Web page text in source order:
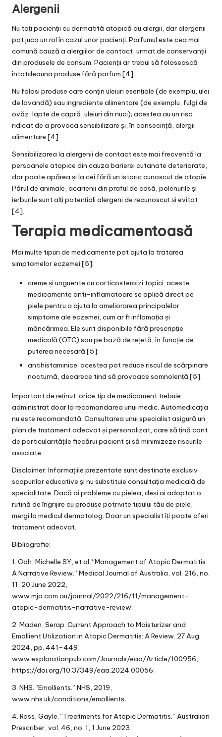
Alergenii
Nu toți pacienții cu dermatită atopică au alergii, dar alergenii
pot juca un rol în cazul unor pacienți. Parfumul este cea mai
comună cauză a alergiilor de contact, urmat de conservanții
din produsele de consum. Pacienții ar trebui să folosească
întotdeauna produse fără parfum [4].
Nu folosi produse care conțin uleiuri esențiale (de exemplu, ulei
de lavandă) sau ingrediente alimentare (de exemplu, fulgi de
ovăz, lapte de capră, uleiuri din nuci); acestea au un risc
ridicat de a provoca sensibilizare și, în consecință, alergii
alimentare [4].
Sensibilizarea la alergenii de contact este mai frecventă la
persoanele atopice din cauza barierei cutanate deteriorate,
dar poate apărea și la cei fără un istoric cunoscut de atopie.
Părul de animale, acarienii din praful de casă, polenurile și
ierburile sunt alți potențiali alergeni de recunoscut și evitat
[4].
Terapia medicamentoasă
Mai multe tipuri de medicamente pot ajuta la tratarea
simptomelor eczemei [5]:
creme și unguente cu corticosteroizi topici: aceste
medicamente anti-inflamatoare se aplică direct pe
piele pentru a ajuta la ameliorarea principalelor
simptome ale eczemei, cum ar fi inflamația și
mâncărimea. Ele sunt disponibile fără prescripție
medicală (OTC) sau pe bază de rețetă, în funcție de
puterea necesară [5];
antihistaminice: acestea pot reduce riscul de scărpinare
nocturnă, deoarece tind să provoace somnolență [5].
Important de reținut: orice tip de medicament trebuie
administrat doar la recomandarea unui medic. Automedicația
nu este recomandată. Consultarea unui specialist asigură un
plan de tratament adecvat și personalizat, care să țină cont
de particularitățile fiecărui pacient și să minimizeze riscurile
asociate.
Disclaimer: Informațiile prezentate sunt destinate exclusiv
scopurilor educative și nu substituie consultația medicală de
specialitate. Dacă ai probleme cu pielea, deși ai adoptat o
rutină de îngrijire cu produse potrivite tipului tău de piele,
mergi la medicul dermatolog. Doar un specialist îți poate oferi
tratament adecvat.
Bibliografie:
1. Goh, Michelle SY, et al. “Management of Atopic Dermatitis:
A Narrative Review.” Medical Journal of Australia, vol. 216, no.
11, 20 June 2022,
www.mja.com.au/journal/2022/216/11/management-
atopic-dermatitis-narrative-review;
2. Maden, Serap. Current Approach to Moisturizer and
Emollient Utilization in Atopic Dermatitis: A Review. 27 Aug.
2024, pp. 441–449,
www.explorationpub.com/Journals/eaa/Article/100956,
https://doi.org/10.37349/eaa.2024.00056;
3. NHS. “Emollients.” NHS, 2019,
www.nhs.uk/conditions/emollients;
4. Ross, Gayle. “Treatments for Atopic Dermatitis.” Australian
Prescriber, vol. 46, no. 1, 1 June 2023,